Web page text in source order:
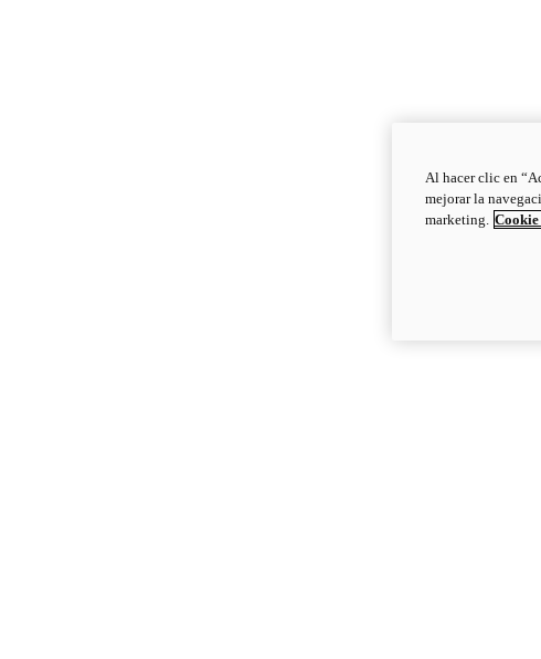
Al hacer clic en
mejorar la
marketing.